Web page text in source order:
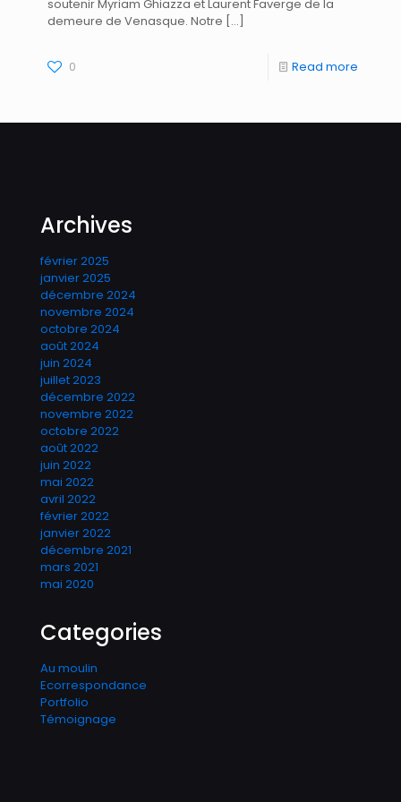
soutenir Myriam Ghiazza et Laurent Faverge de la
demeure de Venasque. Notre […]
0 Read more
Archives
février 2025
janvier 2025
décembre 2024
novembre 2024
octobre 2024
août 2024
juin 2024
juillet 2023
décembre 2022
novembre 2022
octobre 2022
août 2022
juin 2022
mai 2022
avril 2022
février 2022
janvier 2022
décembre 2021
mars 2021
mai 2020
Categories
Au moulin
Ecorrespondance
Portfolio
Témoignage